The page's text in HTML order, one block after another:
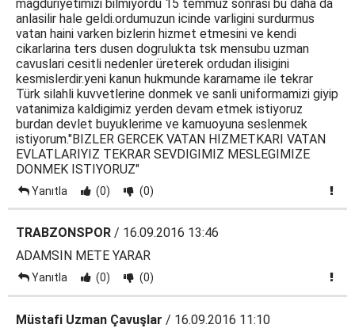
magduriyetimizi bilmiyordu 15 temmuz sonrasi bu daha da
anlasilir hale geldi.ordumuzun icinde varligini surdurmus
vatan haini varken bizlerin hizmet etmesini ve kendi
cikarlarina ters dusen dogrulukta tsk mensubu uzman
cavuslari cesitli nedenler üreterek ordudan ilisigini
kesmislerdir.yeni kanun hukmunde kararname ile tekrar
Türk silahli kuvvetlerine donmek ve sanli uniformamizi giyip
vatanimiza kaldigimiz yerden devam etmek istiyoruz
burdan devlet buyuklerime ve kamuoyuna seslenmek
istiyorum."BIZLER GERCEK VATAN HIZMETKARI VATAN
EVLATLARIYIZ TEKRAR SEVDIGIMIZ MESLEGIMIZE
DONMEK ISTIYORUZ"
Yanıtla (0) (0)
TRABZONSPOR / 16.09.2016 13:46
ADAMSIN METE YARAR
Yanıtla (0) (0)
Müstafi Uzman Çavuşlar / 16.09.2016 11:10